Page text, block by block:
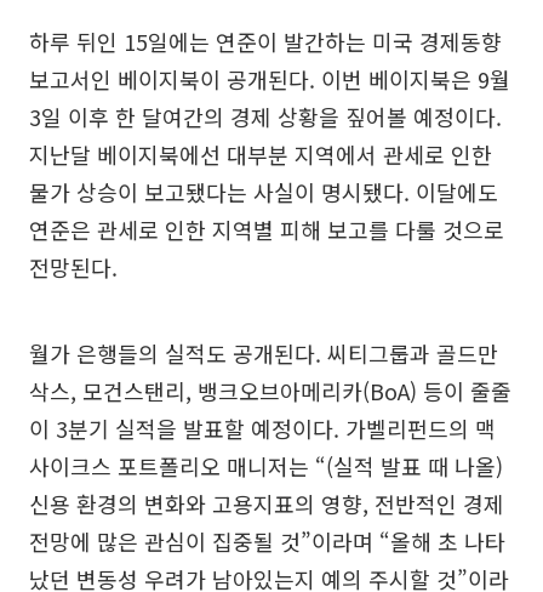
하루 뒤인 15일에는 연준이 발간하는 미국 경제동향
보고서인 베이지북이 공개된다. 이번 베이지북은 9월
3일 이후 한 달여간의 경제 상황을 짚어볼 예정이다.
지난달 베이지북에선 대부분 지역에서 관세로 인한
물가 상승이 보고됐다는 사실이 명시됐다. 이달에도
연준은 관세로 인한 지역별 피해 보고를 다룰 것으로
전망된다.
월가 은행들의 실적도 공개된다. 씨티그룹과 골드만
삭스, 모건스탠리, 뱅크오브아메리카(BoA) 등이 줄줄
이 3분기 실적을 발표할 예정이다. 가벨리펀드의 맥
사이크스 포트폴리오 매니저는 “(실적 발표 때 나올)
신용 환경의 변화와 고용지표의 영향, 전반적인 경제
전망에 많은 관심이 집중될 것”이라며 “올해 초 나타
났던 변동성 우려가 남아있는지 예의 주시할 것”이라